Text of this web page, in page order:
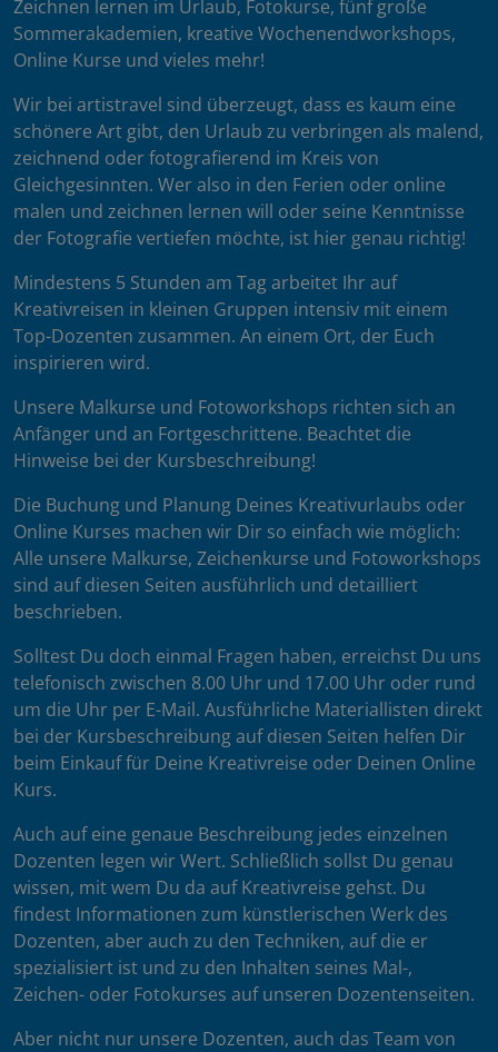
Zeichnen lernen im Urlaub, Fotokurse, fünf große
Sommerakademien, kreative Wochenendworkshops,
Online Kurse und vieles mehr!
Wir bei artistravel sind überzeugt, dass es kaum eine
schönere Art gibt, den Urlaub zu verbringen als malend,
zeichnend oder fotografierend im Kreis von
Gleichgesinnten. Wer also in den Ferien oder online
malen und zeichnen lernen will oder seine Kenntnisse
der Fotografie vertiefen möchte, ist hier genau richtig!
Mindestens 5 Stunden am Tag arbeitet Ihr auf
Kreativreisen in kleinen Gruppen intensiv mit einem
Top-Dozenten zusammen. An einem Ort, der Euch
inspirieren wird.
Unsere Malkurse und Fotoworkshops richten sich an
Anfänger und an Fortgeschrittene. Beachtet die
Hinweise bei der Kursbeschreibung!
Die Buchung und Planung Deines Kreativurlaubs oder
Online Kurses machen wir Dir so einfach wie möglich:
Alle unsere Malkurse, Zeichenkurse und Fotoworkshops
sind auf diesen Seiten ausführlich und detailliert
beschrieben.
Solltest Du doch einmal Fragen haben, erreichst Du uns
telefonisch zwischen 8.00 Uhr und 17.00 Uhr oder rund
um die Uhr per E-Mail. Ausführliche Materiallisten direkt
bei der Kursbeschreibung auf diesen Seiten helfen Dir
beim Einkauf für Deine Kreativreise oder Deinen Online
Kurs.
Auch auf eine genaue Beschreibung jedes einzelnen
Dozenten legen wir Wert. Schließlich sollst Du genau
wissen, mit wem Du da auf Kreativreise gehst. Du
findest Informationen zum künstlerischen Werk des
Dozenten, aber auch zu den Techniken, auf die er
spezialisiert ist und zu den Inhalten seines Mal-,
Zeichen- oder Fotokurses auf unseren Dozentenseiten.
Aber nicht nur unsere Dozenten, auch das Team von